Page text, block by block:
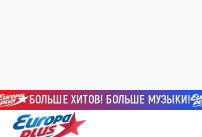
БОЛЬШЕ ХИТОВ! БОЛЬШЕ МУЗЫКИ!